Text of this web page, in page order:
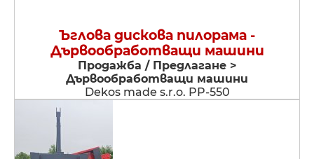
Ъглова дискова пилорама -
Дървообработващи машини
Продажба / Предлагане >
Дървообработващи машини
Dekos made s.r.o. PP-550